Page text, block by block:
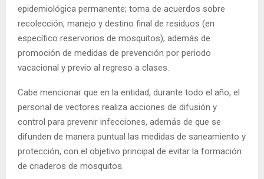
epidemiológica permanente; toma de acuerdos sobre
recolección, manejo y destino final de residuos (en
específico reservorios de mosquitos); además de
promoción de medidas de prevención por periodo
vacacional y previo al regreso a clases.
Cabe mencionar que en la entidad, durante todo el año, el
personal de vectores realiza acciones de difusión y
control para prevenir infecciones, además de que se
difunden de manera puntual las medidas de saneamiento y
protección, con el objetivo principal de evitar la formación
de criaderos de mosquitos.